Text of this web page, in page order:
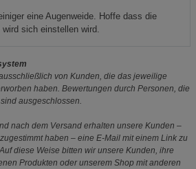
eine Augenweide. Hoffe dass die
sich einstellen wird.
von Kunden, die das jeweilige
haben. Bewertungen durch Personen, die
ausgeschlossen.
nach dem Versand erhalten unsere Kunden –
haben – eine E-Mail mit einem Link zu
diese Weise bitten wir unsere Kunden, ihre
Produkten oder unserem Shop mit anderen